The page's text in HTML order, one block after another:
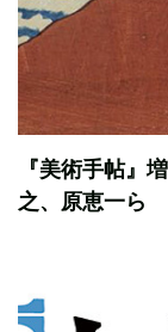
『美術手帖』
之、原恵一ら